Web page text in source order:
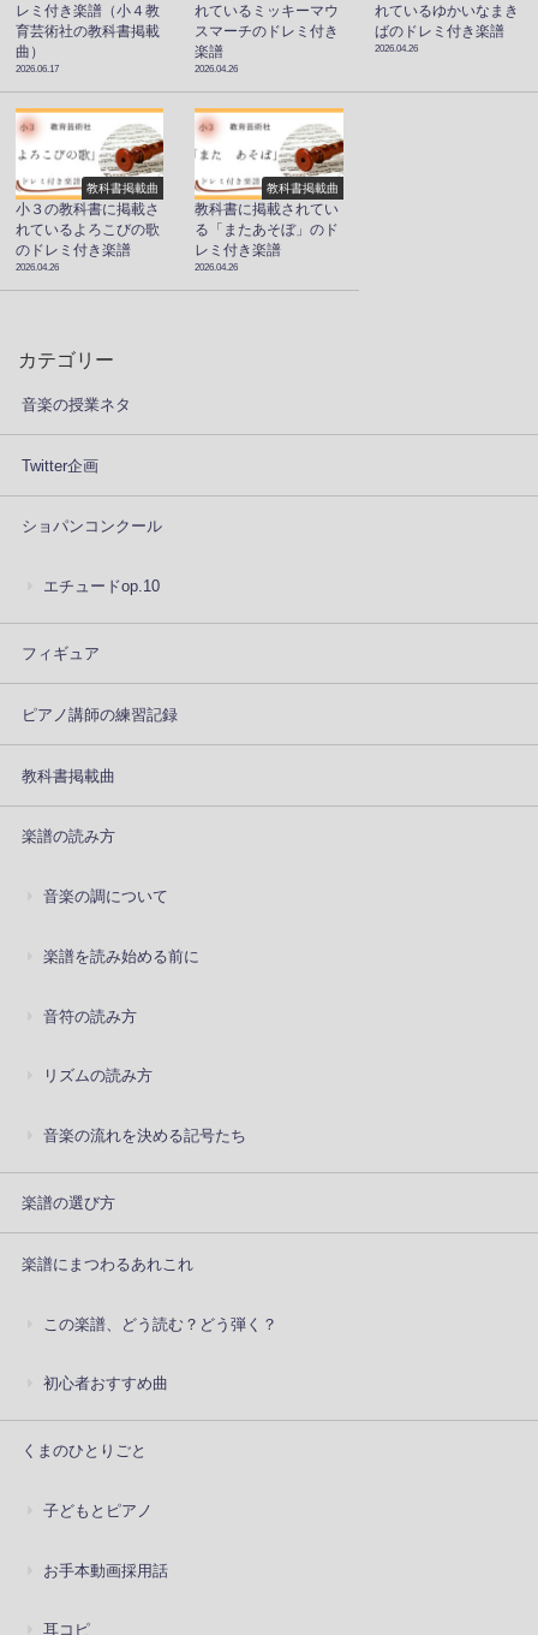
レミ付き楽譜（小４教
育芸術社の教科書掲載
曲）
2026.06.17
れているミッキーマウ
スマーチのドレミ付き
楽譜
2026.04.26
れているゆかいなまき
ばのドレミ付き楽譜
2026.04.26
教科書掲載曲
小３の教科書に掲載さ
れているよろこびの歌
のドレミ付き楽譜
2026.04.26
教科書掲載曲
教科書に掲載されてい
る「またあそぼ」のド
レミ付き楽譜
2026.04.26
カテゴリー
音楽の授業ネタ
Twitter企画
ショパンコンクール
エチュードop.10
フィギュア
ピアノ講師の練習記録
教科書掲載曲
楽譜の読み方
音楽の調について
楽譜を読み始める前に
音符の読み方
リズムの読み方
音楽の流れを決める記号たち
楽譜の選び方
楽譜にまつわるあれこれ
この楽譜、どう読む？どう弾く？
初心者おすすめ曲
くまのひとりごと
子どもとピアノ
お手本動画採用話
耳コピ